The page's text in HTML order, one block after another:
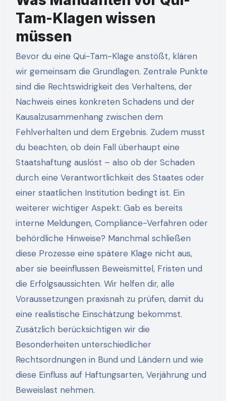
Tam-Klagen wissen
müssen
Bevor du eine Qui-Tam-Klage anstößt, klären
wir gemeinsam die Grundlagen. Zentrale Punkte
sind die Rechtswidrigkeit des Verhaltens, der
Nachweis eines konkreten Schadens und der
Kausalzusammenhang zwischen dem
Fehlverhalten und dem Ergebnis. Zudem musst
du beachten, ob dein Fall überhaupt eine
Staatshaftung auslöst – also ob der Schaden
durch eine Verantwortlichkeit des Staates oder
einer staatlichen Institution bedingt ist. Ein
weiterer wichtiger Aspekt: Gab es bereits
interne Meldungen, Compliance-Verfahren oder
behördliche Hinweise? Manchmal schließen
diese Prozesse eine spätere Klage nicht aus,
aber sie beeinflussen Beweismittel, Fristen und
die Erfolgsaussichten. Wir helfen dir, alle
Voraussetzungen praxisnah zu prüfen, damit du
eine realistische Einschätzung bekommst.
Zusätzlich berücksichtigen wir die
Besonderheiten unterschiedlicher
Rechtsordnungen in Bund und Ländern und wie
diese Einfluss auf Haftungsarten, Verjährung und
Beweislast nehmen.